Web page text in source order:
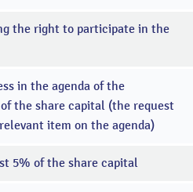
the right to participate in the
in the agenda of the
the share capital (the request
item on the agenda)
5% of the share capital